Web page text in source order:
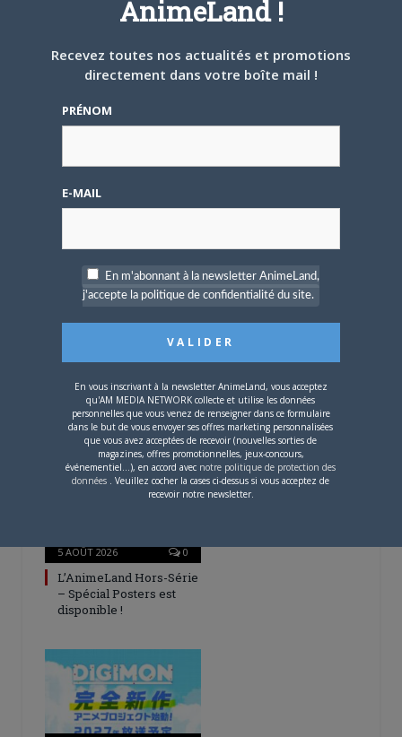
Cliquez
pour
partager
Twitter(ouvre
dans
une
Cliquez
pour
partager
une
Cliquez
pour
partager
dans
TwitterFacebookGoogle+PinterestLinkedIn
Tumblr
JOSÉPHINE LEMERCIER
web
Dans l'espoir de pouvoir parler du
Animeland un jour...
ARTICLES LIÉS
5 AOÛT 2026 0
L’AnimeLand Hors-Série
– Spécial Posters est
disponible !
AnimeLand !
Recevez toutes nos actualités et promotions
directement dans votre boîte mail !
PRÉNOM
E-MAIL
En m'abonnant à la newsletter AnimeLand,
j'accepte la politique de confidentialité du site.
En vous inscrivant à la newsletter AnimeLand, vous acceptez
qu'AM MEDIA NETWORK collecte et utilise les données
personnelles que vous venez de renseigner dans ce formulaire
dans le but de vous envoyer ses offres marketing personnalisées
que vous avez acceptées de recevoir (nouvelles sorties de
magazines, offres promotionnelles, jeux-concours,
événementiel...), en accord avec notre politique de protection des
données . Veuillez cocher la cases ci-dessus si vous acceptez de
recevoir notre newsletter.